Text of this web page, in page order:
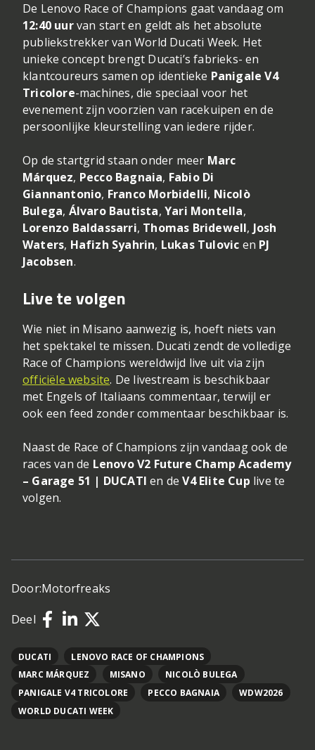
De Lenovo Race of Champions gaat vandaag om
12:40 uurvan start en geldt als het absolute
publiekstrekker van World Ducati Week. Het
unieke concept brengt Ducati’s fabrieks- en
klantcoureurs samen op identieke Panigale V4
Tricolore-machines, die speciaal voor het
evenement zijn voorzien van racekuipen en de
persoonlijke kleurstelling van iedere rijder.
Op de startgrid staan onder meer Marc
Márquez, Pecco Bagnaia, Fabio Di
Giannantonio, Franco Morbidelli, Nicolò
Bulega, Álvaro Bautista,Yari Montella,
Lorenzo Baldassarri, Thomas Bridewell, Josh
Waters, Hafizh Syahrin, Lukas Tulovic en PJ
Jacobsen.
Live te volgen
Wie niet in Misano aanwezig is, hoeft niets van
het spektakel te missen. Ducati zendt de volledige
Race of Champions wereldwijd live uit via zijn
officiële website. De livestream is beschikbaar
met Engels of Italiaans commentaar, terwijl er
ook een feed zonder commentaar beschikbaar is.
Naast de Race of Champions zijn vandaag ook de
races van de Lenovo V2 Future Champ Academy
– Garage 51 | DUCATI en deV4 Elite Cup live te
volgen.
Door:Motorfreaks
Deel
DUCATI
LENOVO RACE OF CHAMPIONS
MARC MÁRQUEZ
MISANO
NICOLÒ BULEGA
PANIGALE V4 TRICOLORE
PECCO BAGNAIA
WDW2026
WORLD DUCATI WEEK